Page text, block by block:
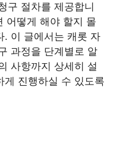
구 절차를 제공합니
어떻게 해야 할지 몰
. 이 글에서는 캐롯 자
과정을 단계별로 알
사항까지 상세히 설
게 진행하실 수 있도록